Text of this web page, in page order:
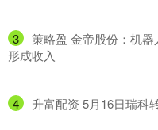
3
策略盈 金帝股份：机
形成收入
4 升富配资 5月16日瑞科